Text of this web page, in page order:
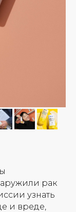
рак
узнать
и вреде,